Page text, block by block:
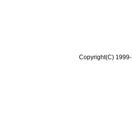
Copyright(C)